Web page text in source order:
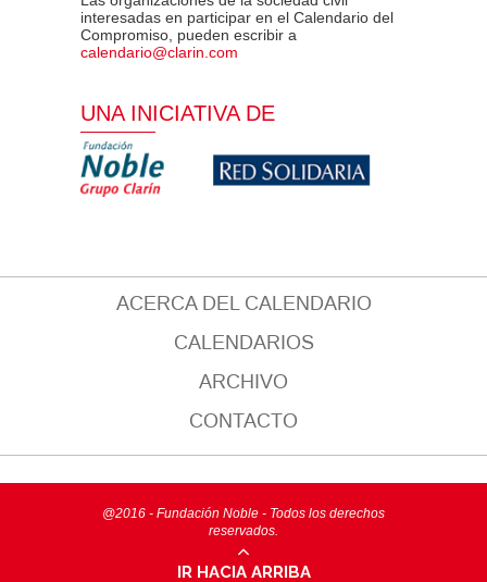
interesadas en participar en el Calendario del
Compromiso, pueden escribir a
calendario@clarin.com
UNA INICIATIVA DE
ACERCA DEL CALENDARIO
CALENDARIOS
ARCHIVO
CONTACTO
@2016 - Fundación Noble - Todos los derechos
reservados.
IR HACIA ARRIBA